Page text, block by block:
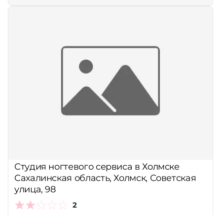
Студия ногтевого сервиса в Холмске
Сахалинская область, Холмск, Советская
улица, 98
2